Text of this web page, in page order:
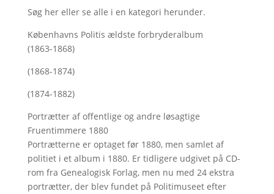
Søg hereller se alle i en kategori herunder.
Københavns Politis ældste forbryderalbum
(1863-1868)
(1868-1874)
(1874-1882)
Portrætter af offentlige og andre løsagtige
Fruentimmere 1880
Portrætterne er optaget før 1880, men samlet af
politiet i et album i 1880. Er tidligere udgivet på CD-
rom fra Genealogisk Forlag, men nu med 24 ekstra
portrætter, der blev fundet på Politimuseet efter